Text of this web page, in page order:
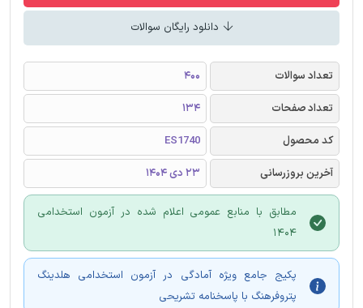
دانلود رایگان سوالات
تعداد سوالات
400
تعداد صفحات
134
کد محصول
ES1740
آخرین بروزرسانی
23 دی 1404
مطابق با منابع عمومی اعلام شده در آزمون استخدامی
1404
پکیج جامع ویژه آمادگی در آزمون استخدامی هلدینگ
پتروفرهنگ با پاسخنامه تشریحی